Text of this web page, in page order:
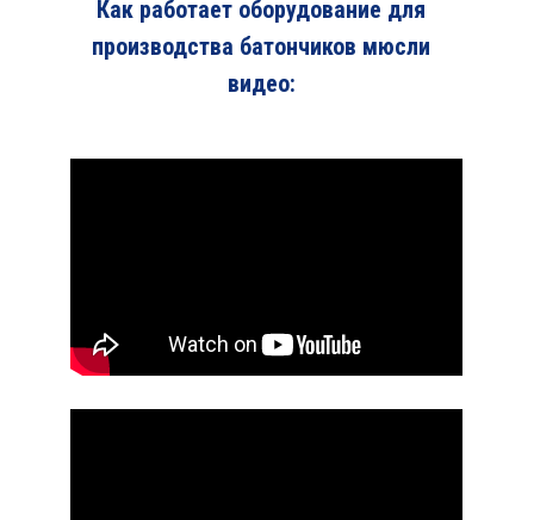
Как работает оборудование для
производства батончиков мюсли
видео: